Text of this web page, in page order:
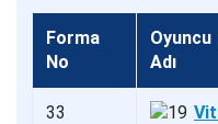
Forma
No
Oyuncu
Adı
33